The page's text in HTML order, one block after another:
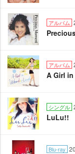
アルバム
アルバム
A Girl
シングル
LuLu!!
Blu-ray